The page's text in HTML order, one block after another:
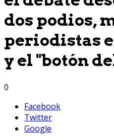
dos podios,
periodistas
y el "botón
0
Facebook
Twitter
Google